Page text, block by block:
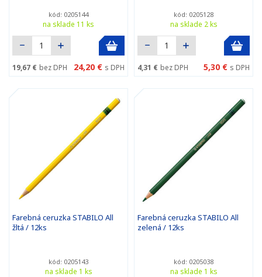
kód: 0205144
na sklade 11 ks
19,67 € bez DPH 24,20 € s DPH
kód: 0205128
na sklade 2 ks
4,31 € bez DPH 5,30 € s DPH
Farebná ceruzka STABILO All
žltá / 12ks
kód: 0205143
na sklade 1 ks
Farebná ceruzka STABILO All
zelená / 12ks
kód: 0205038
na sklade 1 ks